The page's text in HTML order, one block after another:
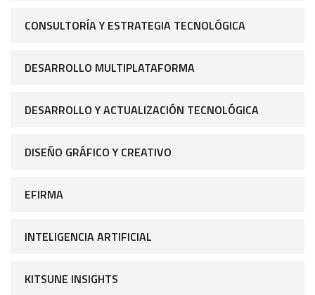
CONSULTORÍA Y ESTRATEGIA TECNOLÓGICA
DESARROLLO MULTIPLATAFORMA
DESARROLLO Y ACTUALIZACIÓN TECNOLÓGICA
DISEÑO GRÁFICO Y CREATIVO
EFIRMA
INTELIGENCIA ARTIFICIAL
KITSUNE INSIGHTS